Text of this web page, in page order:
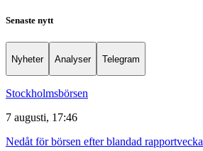
Senaste nytt
Nyheter Analyser Telegram
Stockholmsbörsen
7 augusti, 17:46
Nedåt för börsen efter blandad rapportvecka